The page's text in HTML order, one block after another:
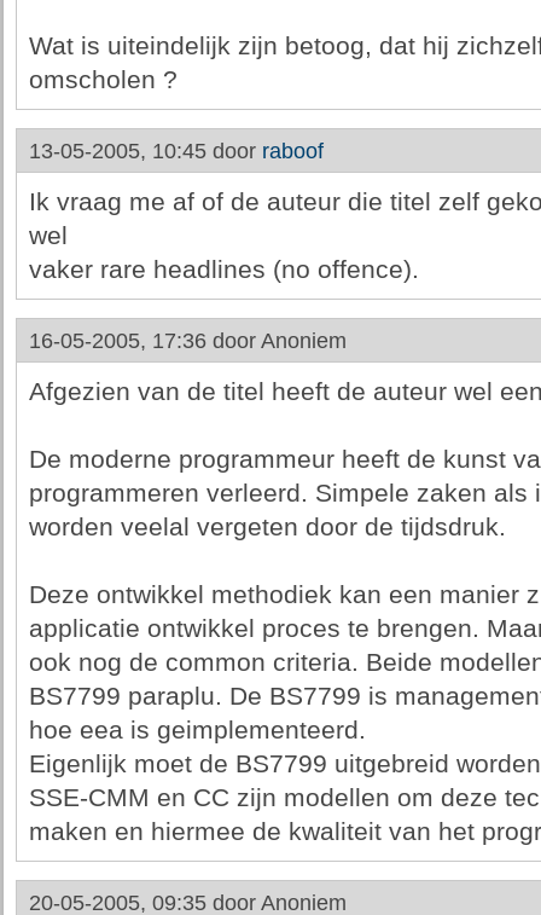
Wat is uiteindelijk zijn betoog, dat hij
omscholen ?
13-05-2005, 10:45 door raboof
Ik vraag me af of de auteur die titel zelf
wel
vaker rare headlines (no offence).
16-05-2005, 17:36 door Anoniem
Afgezien van de titel heeft de auteur wel
De moderne programmeur heeft de kunst
programmeren verleerd. Simpele zaken als
worden veelal vergeten door de tijdsdruk.
Deze ontwikkel methodiek kan een manier
applicatie ontwikkel proces te brengen.
ook nog de common criteria. Beide
BS7799 paraplu. De BS7799 is
hoe eea is geimplementeerd.
Eigenlijk moet de BS7799 uitgebreid
SSE-CMM en CC zijn modellen om deze
maken en hiermee de kwaliteit van het
20-05-2005, 09:35 door Anoniem